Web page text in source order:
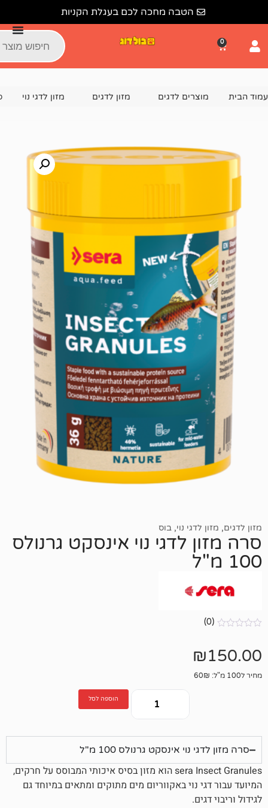
הטבה מחכה לכם בעגלת הקניות
לדגים מזון לדגים מזון לדגי נוי סרה מזון לדגי נוי
נוי,בוס
לדגי נוי אינסקט גרנולס
הוספה לסל
אינסקט גרנולס 100 מ"ל
sera Insect Granules הוא מזון בסיס איכותי המבוסס על חרקים,
נוי באקווריום מים מתוקים ומתאים במיוחד גם